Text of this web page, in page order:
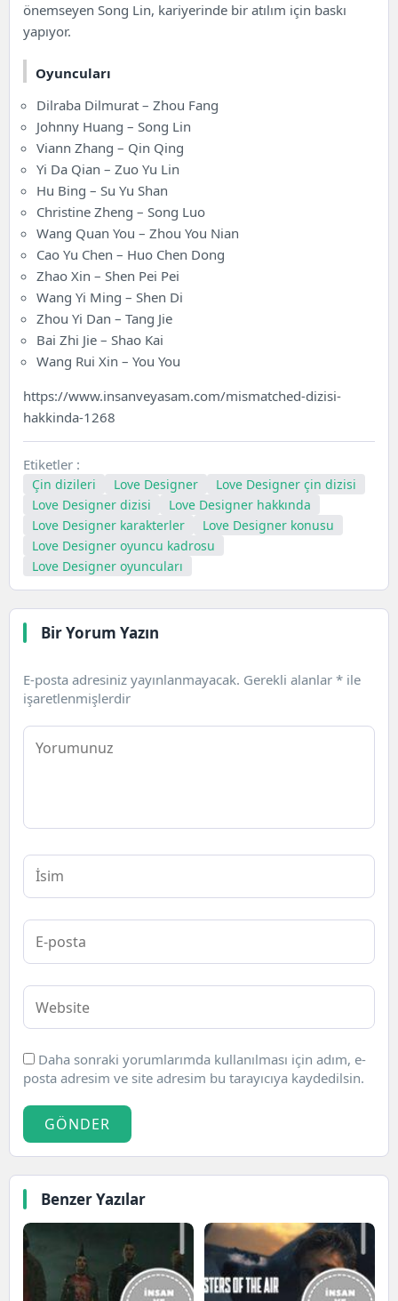
önemseyen Song Lin, kariyerinde bir atılım için baskı
yapıyor.
Oyuncuları
Dilraba Dilmurat – Zhou Fang
Johnny Huang – Song Lin
Viann Zhang – Qin Qing
Yi Da Qian – Zuo Yu Lin
Hu Bing – Su Yu Shan
Christine Zheng – Song Luo
Wang Quan You – Zhou You Nian
Cao Yu Chen – Huo Chen Dong
Zhao Xin – Shen Pei Pei
Wang Yi Ming – Shen Di
Zhou Yi Dan – Tang Jie
Bai Zhi Jie – Shao Kai
Wang Rui Xin – You You
https://www.insanveyasam.com/mismatched-dizisi-
hakkinda-1268
Etiketler :
Çin dizileri Love Designer
Love Designer çin dizisi
Love Designer dizisi
Love Designer hakkında
Love Designer karakterler
Love Designer konusu
Love Designer oyuncu kadrosu
Love Designer oyuncuları
Bir Yorum Yazın
E-posta adresiniz yayınlanmayacak. Gerekli alanlar * ile
işaretlenmişlerdir
Daha sonraki yorumlarımda kullanılması için adım, e-
posta adresim ve site adresim bu tarayıcıya kaydedilsin.
GÖNDER
Benzer Yazılar